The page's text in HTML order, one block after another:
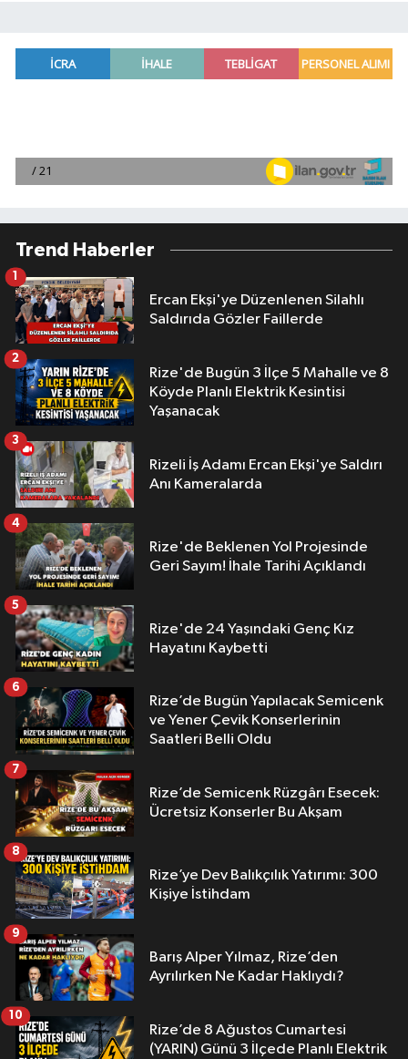
Trend Haberler
Ercan Ekşi'ye Düzenlenen Silahlı
Saldırıda Gözler Faillerde
1
Rize'de Bugün 3 İlçe 5 Mahalle ve 8
Köyde Planlı Elektrik Kesintisi
Yaşanacak
2
Rizeli İş Adamı Ercan Ekşi'ye Saldırı
Anı Kameralarda
3
Rize'de Beklenen Yol Projesinde
Geri Sayım! İhale Tarihi Açıklandı
4
Rize'de 24 Yaşındaki Genç Kız
Hayatını Kaybetti
5
Rize’de Bugün Yapılacak Semicenk
ve Yener Çevik Konserlerinin
Saatleri Belli Oldu
6
Rize’de Semicenk Rüzgârı Esecek:
Ücretsiz Konserler Bu Akşam
7
Rize’ye Dev Balıkçılık Yatırımı: 300
Kişiye İstihdam
8
Barış Alper Yılmaz, Rize’den
Ayrılırken Ne Kadar Haklıydı?
9
Rize’de 8 Ağustos Cumartesi
(YARIN) Günü 3 İlçede Planlı Elektrik
10